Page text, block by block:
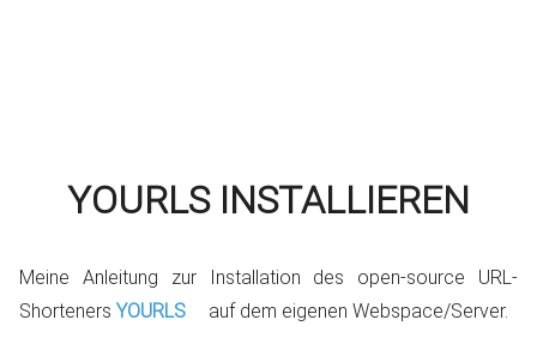
YOURLS INSTALLIEREN
Meine Anleitung zur Installation des open-source URL-
Shorteners YOURLS auf dem eigenen Webspace/Server.